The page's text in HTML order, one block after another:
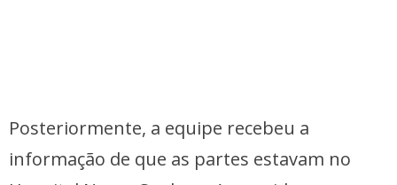
Posteriormente, a equipe recebeu a
informação de que as partes estavam no